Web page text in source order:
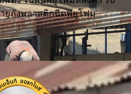
ยถังพลาสติกฉีดพียูโฟม